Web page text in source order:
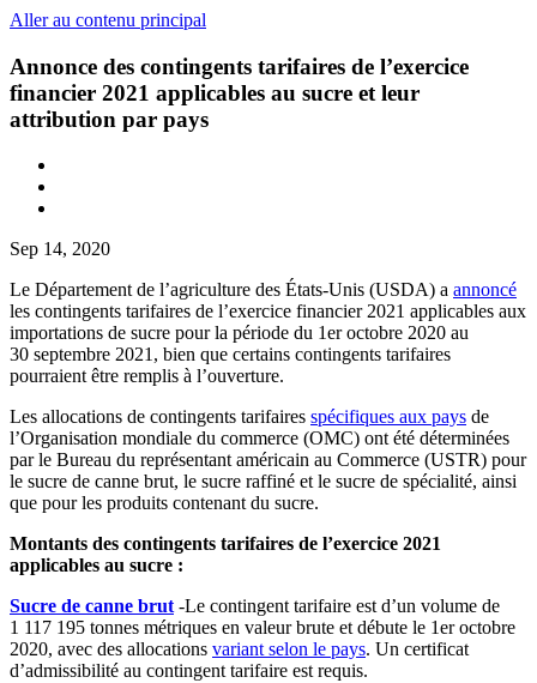
Aller au contenu principal
Annonce des contingents tarifaires de l’exercice
financier 2021 applicables au sucre et leur
attribution par pays
Sep 14, 2020
Le Département de l’agriculture des États-Unis (USDA) a annoncé
les contingents tarifaires de l’exercice financier 2021 applicables aux
importations de sucre pour la période du 1er octobre 2020 au
30 septembre 2021, bien que certains contingents tarifaires
pourraient être remplis à l’ouverture.
Les allocations de contingents tarifaires spécifiques aux pays de
l’Organisation mondiale du commerce (OMC) ont été déterminées
par le Bureau du représentant américain au Commerce (USTR) pour
le sucre de canne brut, le sucre raffiné et le sucre de spécialité, ainsi
que pour les produits contenant du sucre.
Montants des contingents tarifaires de l’exercice 2021
applicables au sucre :
Sucre de canne brut -Le contingent tarifaire est d’un volume de
1 117 195 tonnes métriques en valeur brute et débute le 1er octobre
2020, avec des allocations variant selon le pays. Un certificat
d’admissibilité au contingent tarifaire est requis.